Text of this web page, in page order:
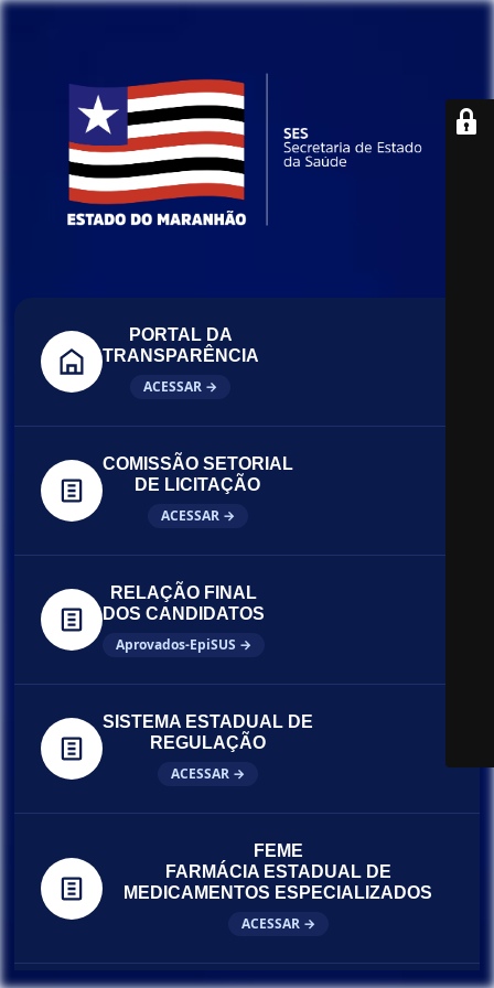
PORTAL DA
TRANSPARÊNCIA
ACESSAR →
COMISSÃO SETORIAL
DE LICITAÇÃO
ACESSAR →
RELAÇÃO FINAL
DOS CANDIDATOS
Aprovados-EpiSUS →
SISTEMA ESTADUAL DE
REGULAÇÃO
ACESSAR →
FEME
FARMÁCIA ESTADUAL DE
MEDICAMENTOS ESPECIALIZADOS
ACESSAR →